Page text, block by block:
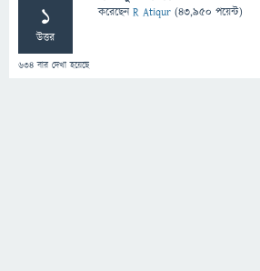
1
উত্তর
634 বার দেখা হয়েছে
করেছেনR Atiqur (43,950 পয়েন্ট)